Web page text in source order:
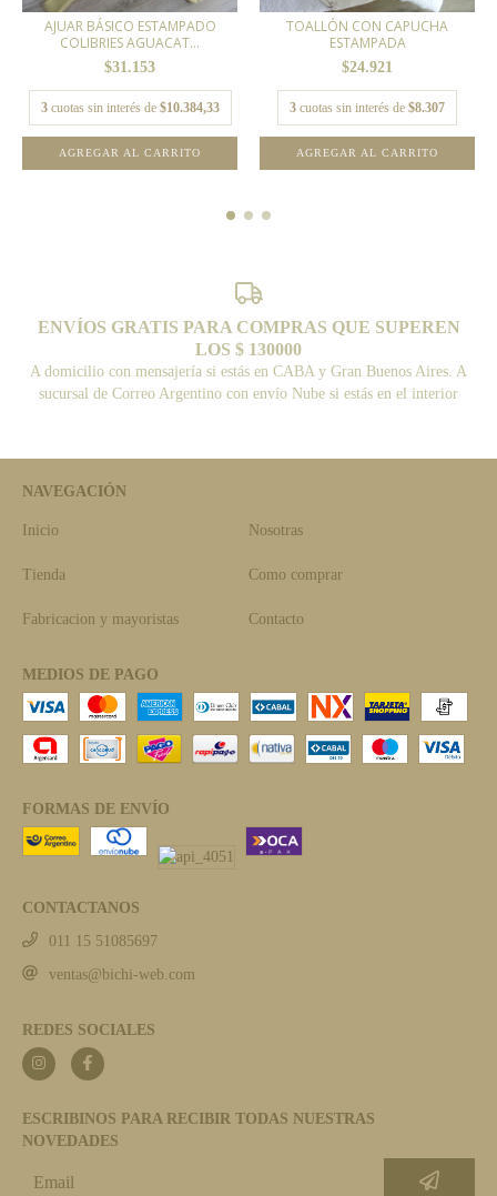
AJUAR BÁSICO ESTAMPADO
COLIBRIES AGUACAT...
$31.153
3 cuotas sin interés de $10.384,33
AGREGAR AL CARRITO
TOALLÓN CON CAPUCHA
ESTAMPADA
$24.921
3 cuotas sin interés de $8.307
AGREGAR AL CARRITO
ENVÍOS GRATIS PARA COMPRAS QUE SUPEREN
LOS $ 130000
A domicilio con mensajería si estás en CABA y Gran Buenos Aires. A
sucursal de Correo Argentino con envío Nube si estás en el interior
NAVEGACIÓN
Inicio Nosotras
Tienda Como comprar
Fabricacion y mayoristas Contacto
MEDIOS DE PAGO
FORMAS DE ENVÍO
CONTACTANOS
011 15 51085697
ventas@bichi-web.com
REDES SOCIALES
ESCRIBINOS PARA RECIBIR TODAS NUESTRAS
NOVEDADES